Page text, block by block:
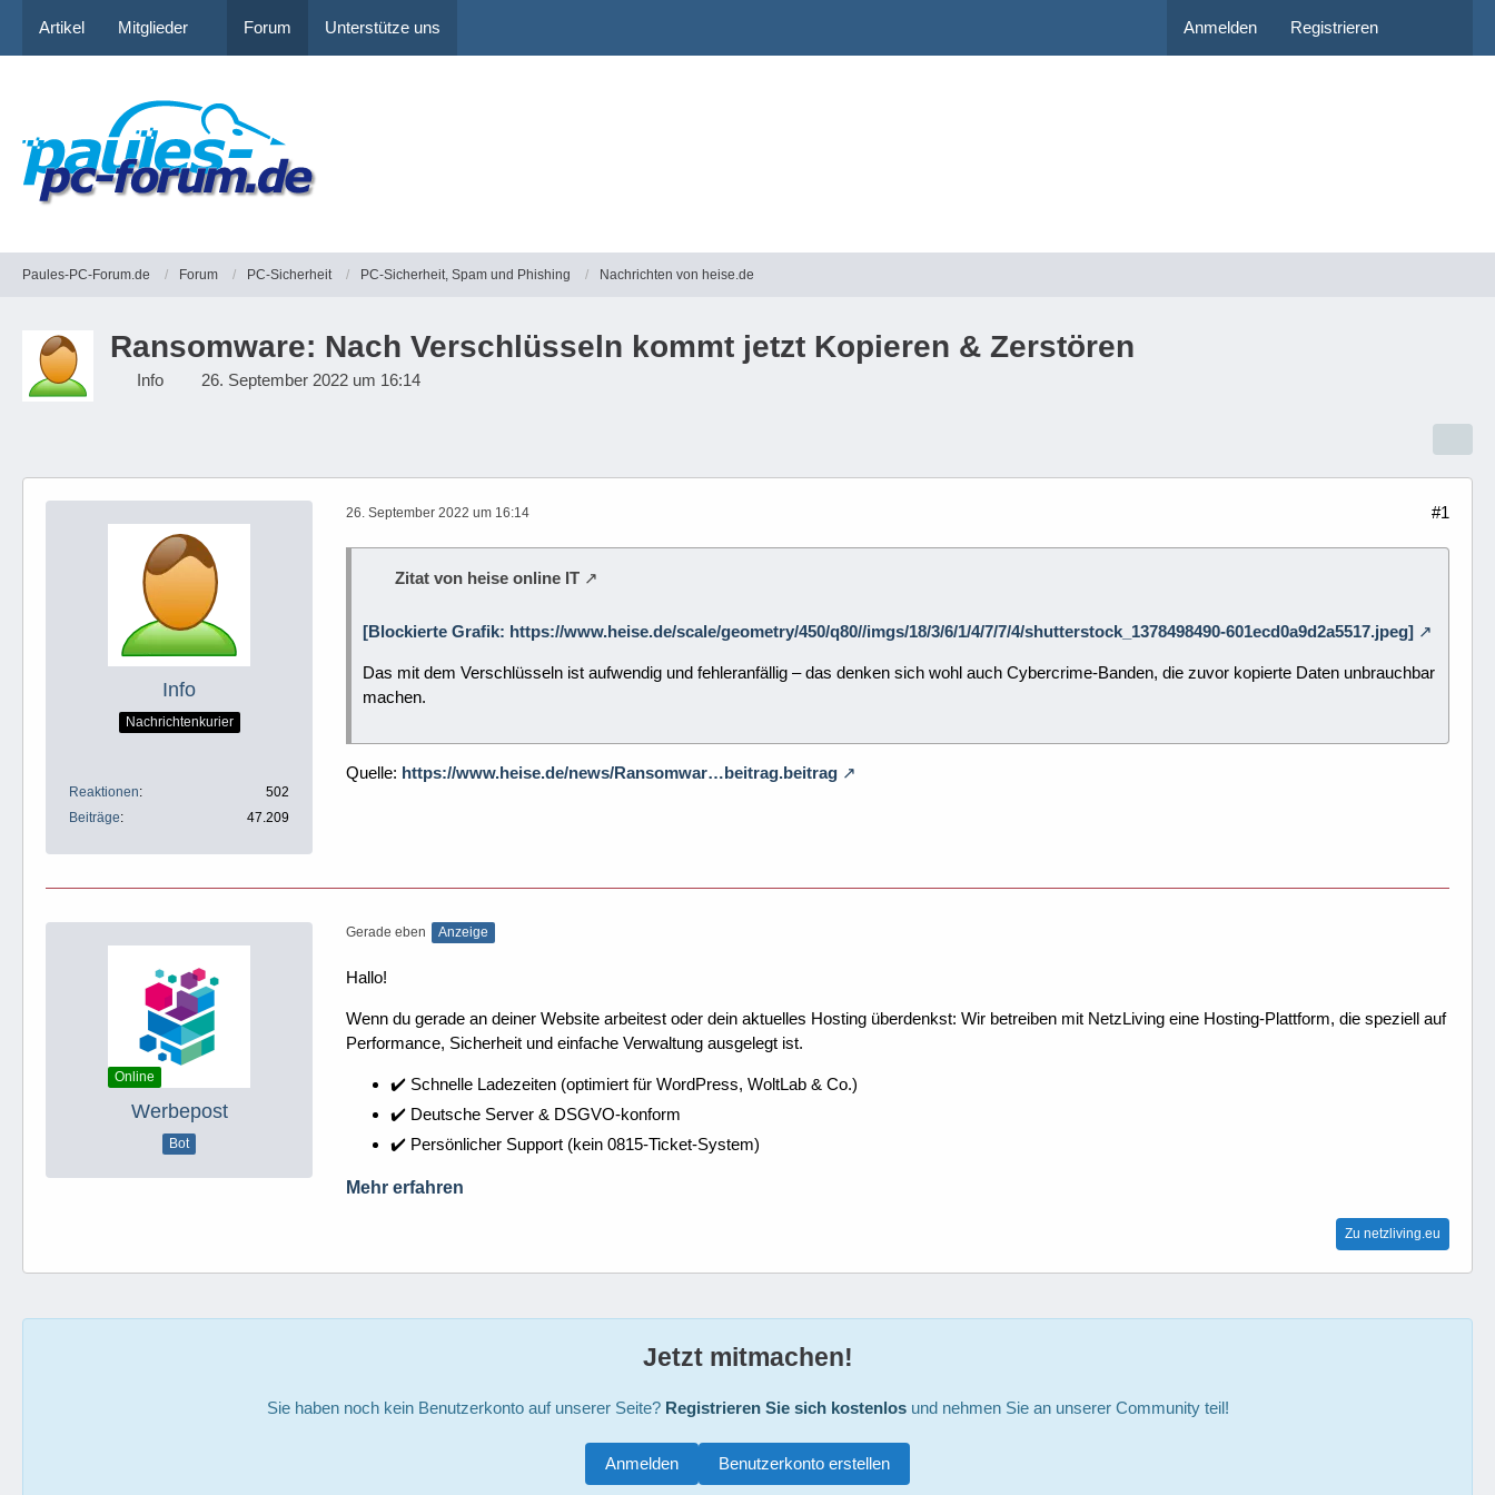
Artikel Mitglieder Forum Unterstütze uns Anmelden Registrieren
Paules-PC-Forum.de Forum PC-Sicherheit PC-Sicherheit, Spam und Phishing Nachrichten von heise.de
Ransomware: Nach Verschlüsseln kommt jetzt Kopieren & Zerstören
Info 26. September 2022 um 16:14
Info
Nachrichtenkurier
Reaktionen
502
Beiträge
47.209
26. September 2022 um 16:14 #1
Zitat von heise online IT
[Blockierte Grafik: https://www.heise.de/scale/geometry/450/q80//imgs/18/3/6/1/4/7/7/4/shutterstock_1378498490-601ecd0a9d2a5517.jpeg]
Das mit dem Verschlüsseln ist aufwendig und fehleranfällig – das denken sich wohl auch Cybercrime-Banden, die zuvor kopierte Daten unbrauchbar
machen.
Quelle: https://www.heise.de/news/Ransomwar…beitrag.beitrag
Online
Werbepost
Bot
Gerade eben Anzeige
Hallo!
Wenn du gerade an deiner Website arbeitest oder dein aktuelles Hosting überdenkst: Wir betreiben mit NetzLiving eine Hosting-Plattform, die speziell auf
Performance, Sicherheit und einfache Verwaltung ausgelegt ist.
✔️ Schnelle Ladezeiten (optimiert für WordPress, WoltLab & Co.)
✔️ Deutsche Server & DSGVO-konform
✔️ Persönlicher Support (kein 0815-Ticket-System)
Mehr erfahren
Zu netzliving.eu
Jetzt mitmachen!
Sie haben noch kein Benutzerkonto auf unserer Seite? Registrieren Sie sich kostenlosund nehmen Sie an unserer Community teil!
Benutzerkonto erstellen
Anmelden